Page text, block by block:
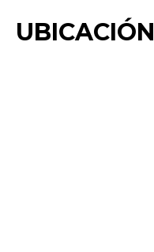
UBICACIÓN